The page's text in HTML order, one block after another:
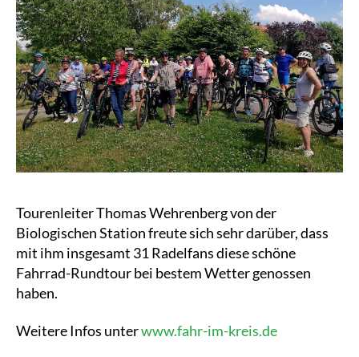
Tourenleiter Thomas Wehrenberg von der
Biologischen Station freute sich sehr darüber, dass
mit ihm insgesamt 31 Radelfans diese schöne
Fahrrad-Rundtour bei bestem Wetter genossen
haben.
Weitere Infos unterwww.fahr-im-kreis.de